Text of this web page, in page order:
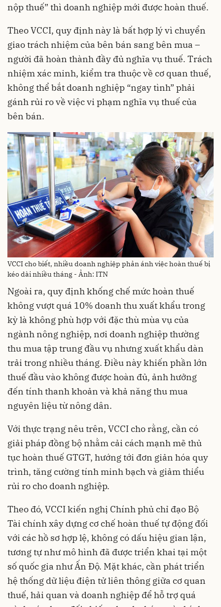
nộp thuế” thì doanh nghiệp mới được hoàn thuế.
Theo VCCI, quy định này là bất hợp lý vì chuyển
giao trách nhiệm của bên bán sang bên mua –
người đã hoàn thành đầy đủ nghĩa vụ thuế. Trách
nhiệm xác minh, kiểm tra thuộc về cơ quan thuế,
không thể bắt doanh nghiệp “ngay tình” phải
gánh rủi ro về việc vi phạm nghĩa vụ thuế của
bên bán.
VCCI cho biết, nhiều doanh nghiệp phản ánh việc hoàn thuế bị
kéo dài nhiều tháng - Ảnh: ITN
Ngoài ra, quy định khống chế mức hoàn thuế
không vượt quá 10% doanh thu xuất khẩu trong
kỳ là không phù hợp với đặc thù mùa vụ của
ngành nông nghiệp, nơi doanh nghiệp thường
thu mua tập trung đầu vụ nhưng xuất khẩu dàn
trải trong nhiều tháng. Điều này khiến phần lớn
thuế đầu vào không được hoàn đủ, ảnh hưởng
đến tính thanh khoản và khả năng thu mua
nguyên liệu từ nông dân.
Với thực trạng nêu trên, VCCI cho rằng, cần có
giải pháp đồng bộ nhằm cải cách mạnh mẽ thủ
tục hoàn thuế GTGT, hướng tới đơn giản hóa quy
trình, tăng cường tính minh bạch và giảm thiểu
rủi ro cho doanh nghiệp.
Theo đó, VCCI kiến nghị Chính phủ chỉ đạo Bộ
Tài chính xây dựng cơ chế hoàn thuế tự động đối
với các hồ sơ hợp lệ, không có dấu hiệu gian lận,
tương tự như mô hình đã được triển khai tại một
số quốc gia như Ấn Độ. Mặt khác, cần phát triển
hệ thống dữ liệu điện tử liên thông giữa cơ quan
thuế, hải quan và doanh nghiệp để hỗ trợ quá